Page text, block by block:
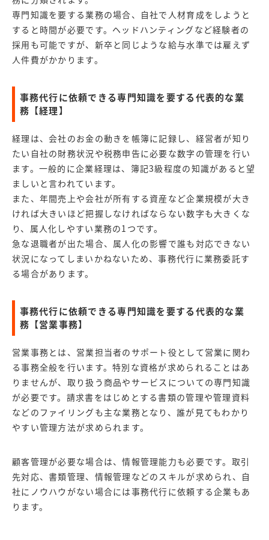
専門知識を要する業務の場合、自社で人材育成をしようと
すると時間が必要です。ヘッドハンティングなど経験者の
採用も可能ですが、新卒と同じような給与水準では雇えず
人件費がかかります。
事務代行に依頼できる専門知識を要する代表的な業
務【経理】
経理は、会社のお金の動きを帳簿に記録し、経営者が知り
たい自社の財務状況や税務申告に必要な数字の管理を行い
ます。一般的に企業経理は、簿記3級程度の知識があると望
ましいと言われています。
また、年間売上や会社が所有する資産など企業規模が大き
ければ大きいほど把握しなければならない数字も大きくな
り、属人化しやすい業務の1つです。
急な退職者が出た場合、属人化の影響で誰も対応できない
状況になってしまいかねないため、事務代行に業務委託す
る場合があります。
事務代行に依頼できる専門知識を要する代表的な業
務【営業事務】
営業事務とは、営業担当者のサポート役として営業に関わ
る事務全般を行います。特別な資格が求められることはあ
りませんが、取り扱う商品やサービスについての専門知識
が必要です。請求書をはじめとする書類の管理や管理資料
などのファイリングも主な業務となり、誰が見てもわかり
やすい管理方法が求められます。
顧客管理が必要な場合は、情報管理能力も必要です。取引
先対応、書類管理、情報管理などのスキルが求められ、自
社にノウハウがない場合には事務代行に依頼する企業もあ
ります。